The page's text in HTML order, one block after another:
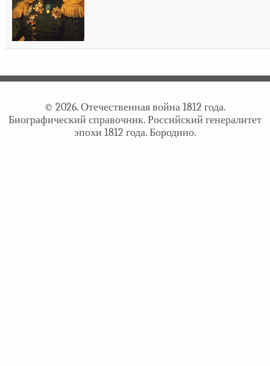
© 2026. Отечественная война 1812 года.
Биографический справочник. Российский генералитет
эпохи 1812 года. Бородино.